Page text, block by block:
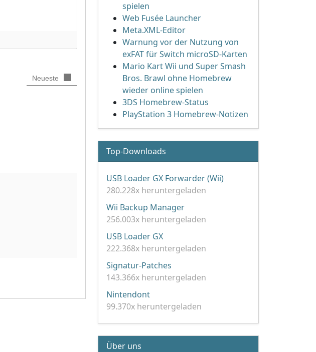
Neueste
spielen
Web Fusée Launcher
Meta.XML-Editor
Warnung vor der Nutzung von
exFAT für Switch microSD-Karten
Mario Kart Wii und Super Smash
Bros. Brawl ohne Homebrew
wieder online spielen
3DS Homebrew-Status
PlayStation 3 Homebrew-Notizen
Top-Downloads
USB Loader GX Forwarder (Wii)
280.228x heruntergeladen
Wii Backup Manager
256.003x heruntergeladen
USB Loader GX
222.368x heruntergeladen
Signatur-Patches
143.366x heruntergeladen
Nintendont
99.370x heruntergeladen
Über uns